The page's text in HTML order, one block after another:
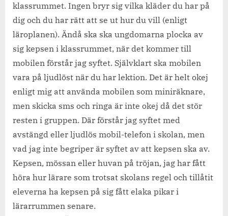
klassrummet. Ingen bryr sig vilka kläder du har på
dig och du har rätt att se ut hur du vill (enligt
läroplanen). Ändå ska ska ungdomarna plocka av
sig kepsen i klassrummet, när det kommer till
mobilen förstår jag syftet. Självklart ska mobilen
vara på ljudlöst när du har lektion. Det är helt okej
enligt mig att använda mobilen som miniräknare,
men skicka sms och ringa är inte okej då det stör
resten i gruppen. Där förstår jag syftet med
avstängd eller ljudlös mobil-telefon i skolan, men
vad jag inte begriper är syftet av att kepsen ska av.
Kepsen, mössan eller huvan på tröjan, jag har fått
höra hur lärare som trotsat skolans regel och tillåtit
eleverna ha kepsen på sig fått elaka pikar i
lärarrummen senare.